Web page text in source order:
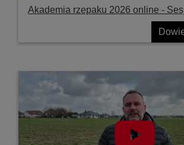
Akademia rzepaku 2026 online -